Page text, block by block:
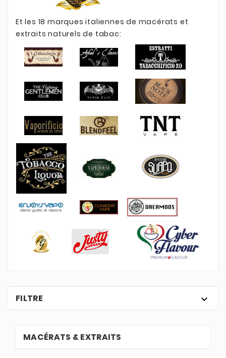
Et les 18 marques italiennes de macérats et
extraits naturels de tabac:
FILTRE 
MACÉRATS & EXTRAITS